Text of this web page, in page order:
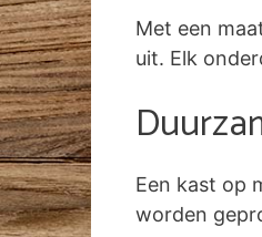
Met een
uit. Elk
Een kast op
worden